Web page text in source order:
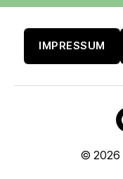
IMPRESSUM
© 2026